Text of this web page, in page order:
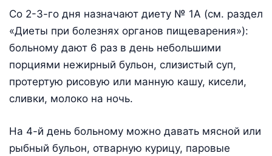
Со 2-3-го дня назначают диету № 1А (см. раздел
«Диеты при болезнях органов пищеварения»):
больному дают 6 раз в день небольшими
порциями нежирный бульон, слизистый суп,
протертую рисовую или манную кашу, кисели,
сливки, молоко на ночь.
На 4-й день больному можно давать мясной или
рыбный бульон, отварную курицу, паровые